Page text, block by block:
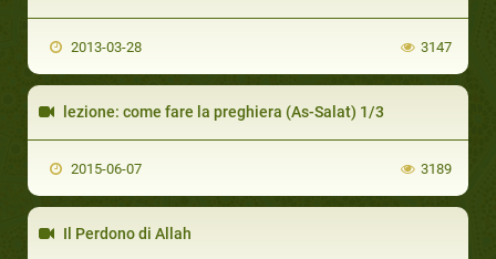
2013-03-28 3147
lezione: come fare la preghiera (As-Salat) 1/3
2015-06-07 3189
Il Perdono di Allah